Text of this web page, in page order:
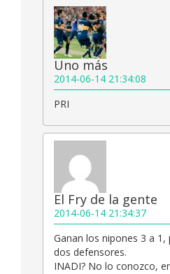
Uno más
2014-06-14 21:34:08
PRI
El Fry de la gente
2014-06-14 21:34:37
Ganan los nipones 3 a
dos defensores.
INADI? No lo conozco,